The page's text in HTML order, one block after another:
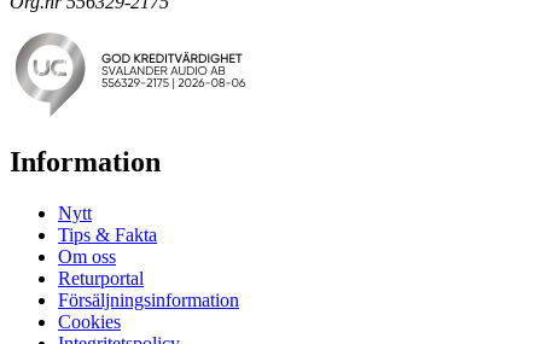
Information
Nytt
Tips & Fakta
Om oss
Returportal
Försäljningsinformation
Cookies